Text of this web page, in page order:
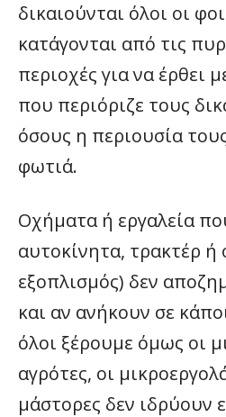
δικαιούνται όλοι οι
κατάγονται από τις
περιοχές για να έρθει
που περιόριζε τους
όσους η περιουσία
φωτιά.
Οχήματα ή εργαλεία
αυτοκίνητα, τρακτέρ ή
εξοπλισμός) δεν
και αν ανήκουν σε
όλοι ξέρουμε όμως οι
αγρότες, οι
μάστορες δεν ιδρύουν